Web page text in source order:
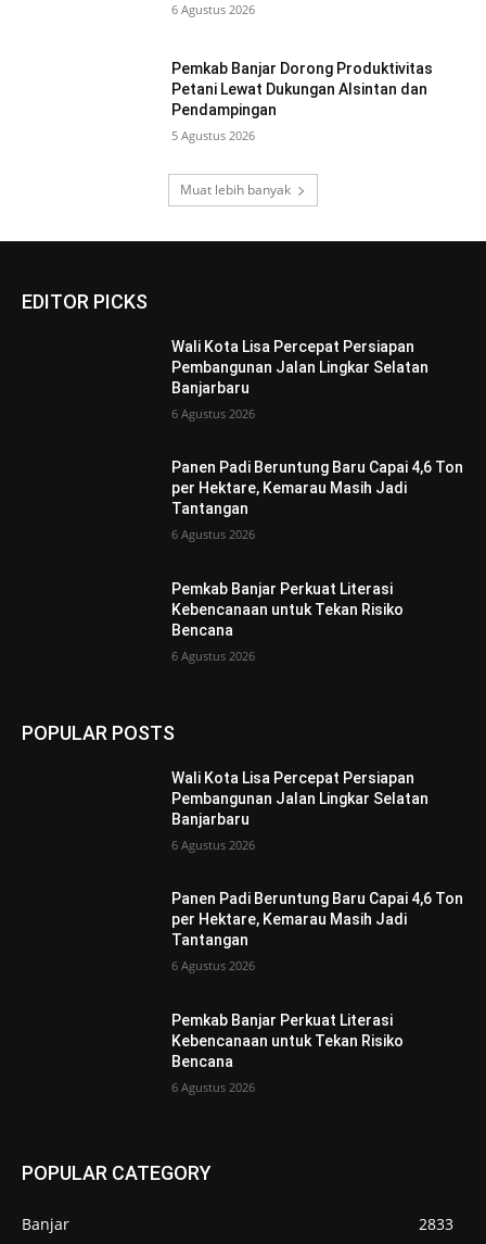
6 Agustus 2026
Pemkab Banjar Dorong Produktivitas
Petani Lewat Dukungan Alsintan dan
Pendampingan
5 Agustus 2026
Muat lebih banyak
EDITOR PICKS
Wali Kota Lisa Percepat Persiapan
Pembangunan Jalan Lingkar Selatan
Banjarbaru
6 Agustus 2026
Panen Padi Beruntung Baru Capai 4,6 Ton
per Hektare, Kemarau Masih Jadi
Tantangan
6 Agustus 2026
Pemkab Banjar Perkuat Literasi
Kebencanaan untuk Tekan Risiko
Bencana
6 Agustus 2026
POPULAR POSTS
Wali Kota Lisa Percepat Persiapan
Pembangunan Jalan Lingkar Selatan
Banjarbaru
6 Agustus 2026
Panen Padi Beruntung Baru Capai 4,6 Ton
per Hektare, Kemarau Masih Jadi
Tantangan
6 Agustus 2026
Pemkab Banjar Perkuat Literasi
Kebencanaan untuk Tekan Risiko
Bencana
6 Agustus 2026
POPULAR CATEGORY
Banjar
2833